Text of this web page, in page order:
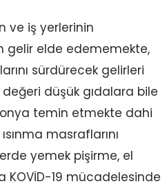
ve iş yerlerinin
gelir elde edememekte,
sürdürecek gelirleri
düşük gıdalara bile
temin etmekte dahi
masraflarını
yemek pişirme, el
KOVİD-19 mücadelesinde